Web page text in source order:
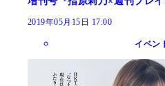
2019年05月15日 17:00
イベン